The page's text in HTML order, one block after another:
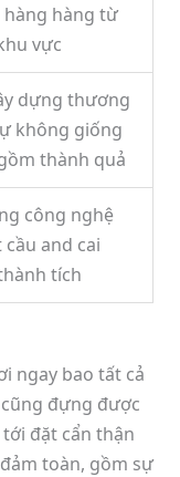
hàng hàng từ
vực
dựng thương
không giống
thành quả
công nghệ
cầu and cai
tích
ngay bao tất cả
đựng được
đặt cẩn thận
toàn, gồm sự